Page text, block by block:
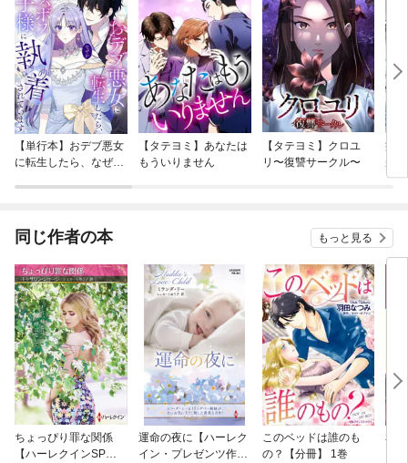
【単行本】おデブ悪女
に転生したら、なぜか
【タテヨミ】あなたは
もういりません
【タテヨミ】クロユ
リ〜復讐サークル〜
病
が
ぎ
同じ作者の本 もっと見る
ちょっぴり罪な関係
【ハーレクインSP文
運命の夜に【ハーレク
イン・プレゼンツ作家
このベッドは誰のも
の？【分冊】 1巻
私